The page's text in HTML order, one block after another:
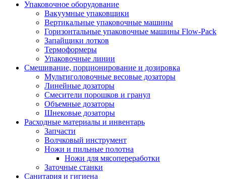
Упаковочное оборудование
Вакуумные упаковщики
Вертикальные упаковочные машины
Горизонтальные упаковочные машины Flow-Pack
Запайщики лотков
Термоформеры
Упаковочные линии
Смешивание, порционирование и дозировка
Мультиголовочные весовые дозаторы
Линейные дозаторы
Смесители порошков и гранул
Объемные дозаторы
Шнековые дозаторы
Расходные материалы и инвентарь
Запчасти
Волчковый инструмент
Ножи и пильные полотна
Ножи для мясопереработки
Заточные станки
Санитария и гигиена